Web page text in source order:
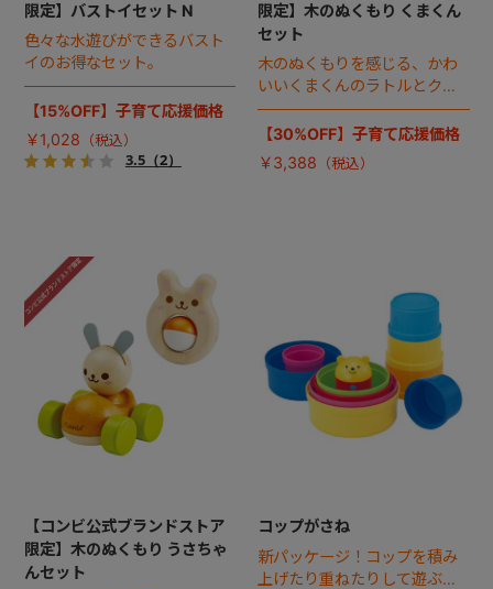
限定】バストイセット N
色々な水遊びができるバスト
イのお得なセット。
【15%OFF】子育て応援価格
￥1,028
3.5（2）
限定】木のぬくもり くまくん
セット
木のぬくもりを感じる、かわ
いいくまくんのラトルとクル
マのお得なセット。
【30%OFF】子育て応援価格
￥3,388
【コンビ公式ブランドストア
限定】木のぬくもり うさちゃ
んセット
コップがさね
新パッケージ！コップを積み
上げたり重ねたりして遊ぶシ